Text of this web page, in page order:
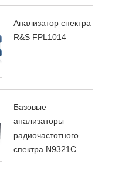
Анализатор спектра
R&S FPL1014
Базовые
анализаторы
радиочастотного
спектра N9321C